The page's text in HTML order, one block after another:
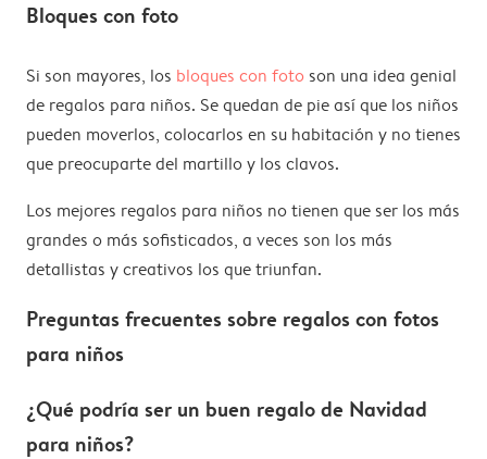
Bloques con foto
Si son mayores, los bloques con foto son una idea genial
de regalos para niños. Se quedan de pie así que los niños
pueden moverlos, colocarlos en su habitación y no tienes
que preocuparte del martillo y los clavos.
Los mejores regalos para niños no tienen que ser los más
grandes o más sofisticados, a veces son los más
detallistas y creativos los que triunfan.
Preguntas frecuentes sobre regalos con fotos
para niños
¿Qué podría ser un buen regalo de Navidad
para niños?